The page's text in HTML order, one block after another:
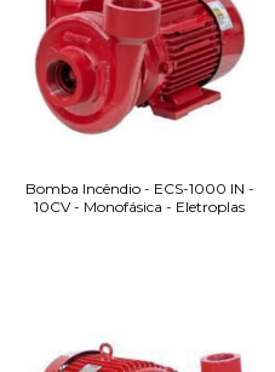
Bomba Incêndio - ECS-1000 IN -
10CV - Monofásica - Eletroplas